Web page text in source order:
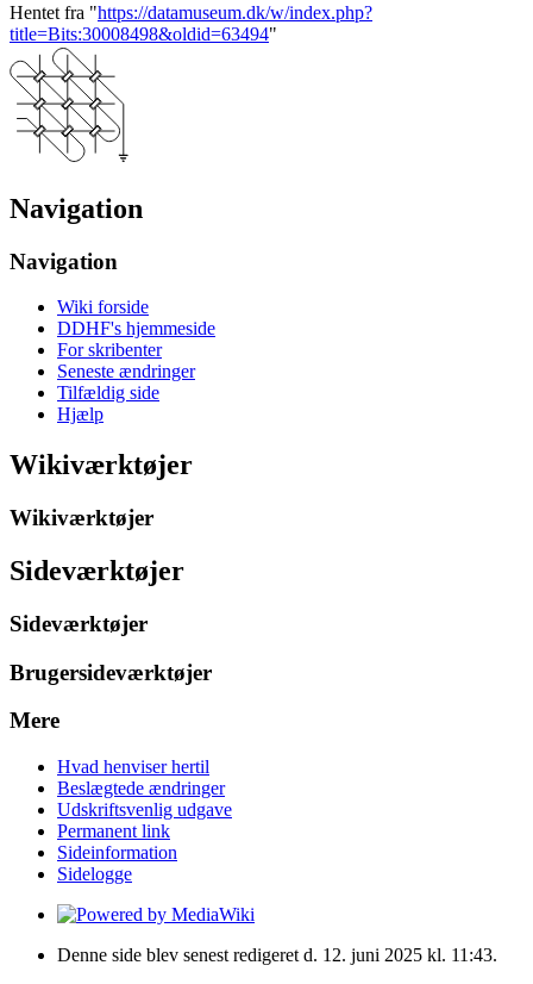
Hentet fra "https://datamuseum.dk/w/index.php?
title=Bits:30008498&oldid=63494"
Navigation
Navigation
Wiki forside
DDHF's hjemmeside
For skribenter
Seneste ændringer
Tilfældig side
Hjælp
Wikiværktøjer
Wikiværktøjer
Sideværktøjer
Sideværktøjer
Brugersideværktøjer
Mere
Hvad henviser hertil
Beslægtede ændringer
Udskriftsvenlig udgave
Permanent link
Sideinformation
Sidelogge
Denne side blev senest redigeret d. 12. juni 2025 kl. 11:43.